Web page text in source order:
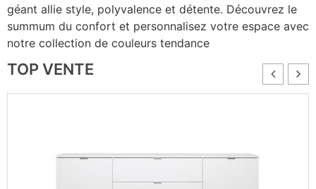
géant allie style, polyvalence et détente. Découvrez le
summum du confort et personnalisez votre espace avec
notre collection de couleurs tendance
TOP VENTE